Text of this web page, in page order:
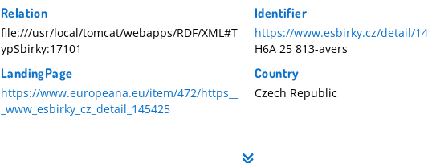
Relation
file:///usr/local/tomcat/webapps/RDF/XML#T
ypSbirky:17101
Identifier
https://www.esbirky.cz/detail/
H6A 25 813-avers
LandingPage
https://www.europeana.eu/item/472/https__
_www_esbirky_cz_detail_145425
Country
Czech Republic